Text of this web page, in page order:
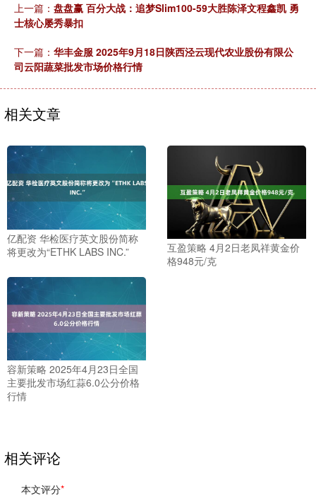
上一篇： 盘盘赢 百分大战：追梦Slim100-59大胜陈泽文程鑫凯 勇
士核心屡秀暴扣
下一篇： 华丰金服 2025年9月18日陕西泾云现代农业股份有限公
司云阳蔬菜批发市场价格行情
相关文章
亿配资 华检医疗英文股份简称
将更改为“ETHK LABS INC.”
互盈策略 4月2日老凤祥黄金价
格948元/克
容新策略 2025年4月23日全国
主要批发市场红蒜6.0公分价格
行情
相关评论
本文评分*